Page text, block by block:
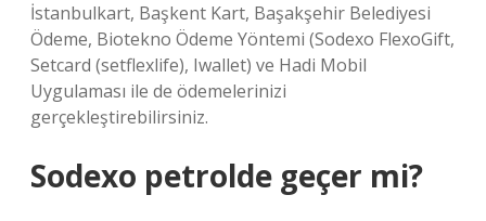
İstanbulkart, Başkent Kart, Başakşehir Belediyesi
Ödeme, Biotekno Ödeme Yöntemi (Sodexo FlexoGift,
Setcard (setflexlife), Iwallet) ve Hadi Mobil
Uygulaması ile de ödemelerinizi
gerçekleştirebilirsiniz.
Sodexo petrolde geçer mi?